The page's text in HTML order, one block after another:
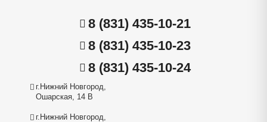
8 (831) 435-10-21
8 (831) 435-10-23
8 (831) 435-10-24
г.Нижний Новгород,
Ошарская, 14 В
г.Нижний Новгород,